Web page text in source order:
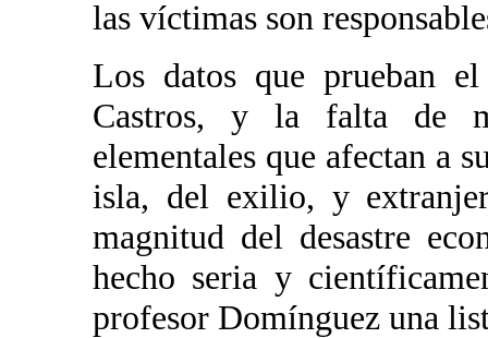
las víctimas son
Los datos que prueban el
Castros, y la falta de
elementales que afectan a
isla, del exilio, y
magnitud del desastre
hecho seria y
profesor Domínguez una